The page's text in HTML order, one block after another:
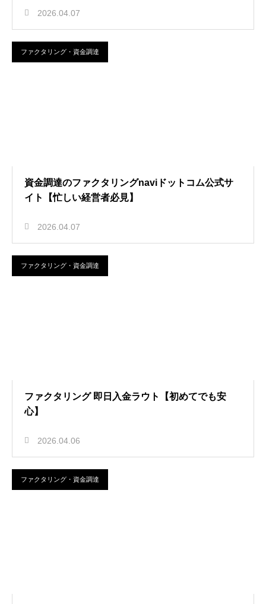
2026.04.07
ファクタリング・資金調達
資金調達のファクタリングnaviドットコム公式サ
イト【忙しい経営者必見】
2026.04.07
ファクタリング・資金調達
ファクタリング 即日入金ラウト【初めてでも安
心】
2026.04.06
ファクタリング・資金調達